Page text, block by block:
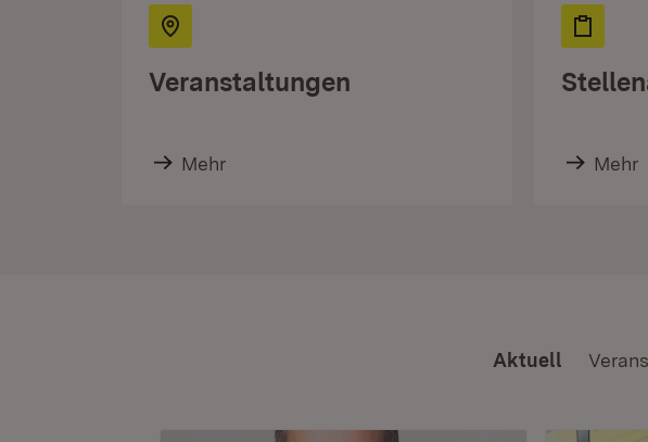
Veranstaltungen
Mehr Mehr
Aktuell